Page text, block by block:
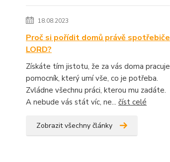
18.08.2023
Proč si pořídit domů právě spotřebiče
LORD?
Získáte tím jistotu, že za vás doma pracuje
pomocník, který umí vše, co je potřeba.
Zvládne všechnu práci, kterou mu zadáte.
A nebude vás stát víc, ne... číst celé
Zobrazit všechny články